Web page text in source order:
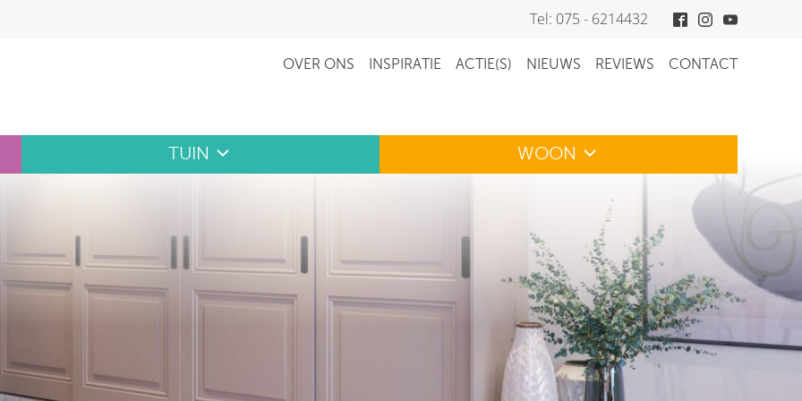
Tel: 075 - 6214432
OVER ONS INSPIRATIE ACTIE(S) NIEUWS REVIEWS CONTACT
TUIN WOON